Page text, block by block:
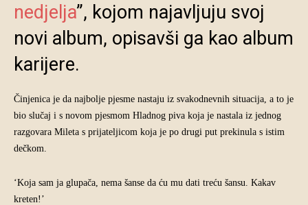
nedjelja”, kojom najavljuju svoj
novi album, opisavši ga kao album
karijere.
Činjenica je da najbolje pjesme nastaju iz svakodnevnih situacija, a to je
bio slučaj i s novom pjesmom Hladnog piva koja je nastala iz jednog
razgovara Mileta s prijateljicom koja je po drugi put prekinula s istim
dečkom.
‘Koja sam ja glupača, nema šanse da ću mu dati treću šansu. Kakav
kreten!’